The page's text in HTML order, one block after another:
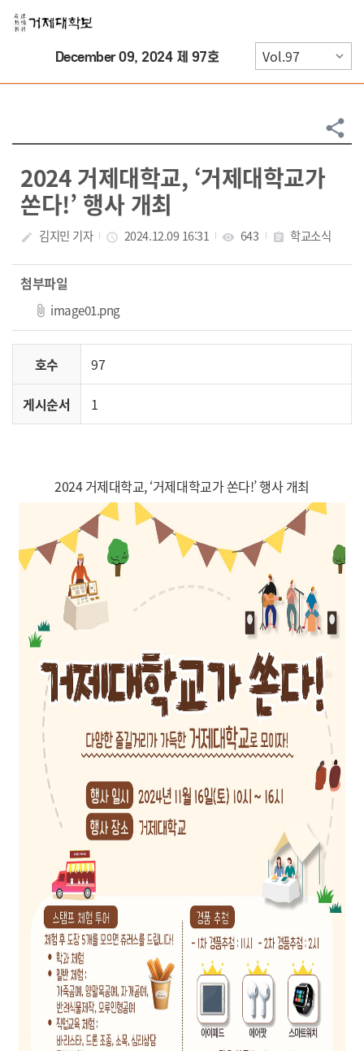
Skip Menu
December 09, 2024 제 97호
share
2024 거제대학교, ‘거제대학교가
쏜다!’ 행사 개최
create 김지민 기자 access_time 2024.12.09 16:31 visibility 643 assignment 학교소식
첨부파일
image01.png
호수 97
게시순서 1
2024 거제대학교, ‘거제대학교가 쏜다!’ 행사 개최